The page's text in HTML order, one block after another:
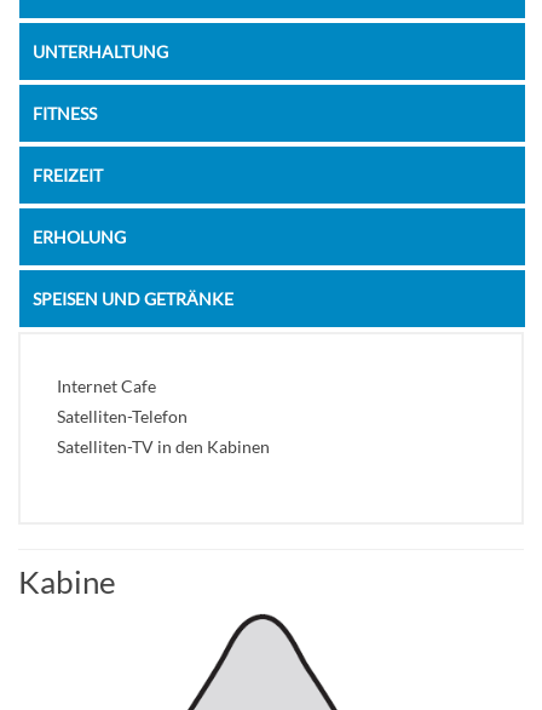
UNTERHALTUNG
FITNESS
FREIZEIT
ERHOLUNG
SPEISEN UND GETRÄNKE
Internet Cafe
Satelliten-Telefon
Satelliten-TV in den Kabinen
Kabine